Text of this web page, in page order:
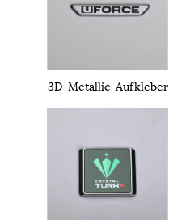
3D-Metallic-Aufkleber